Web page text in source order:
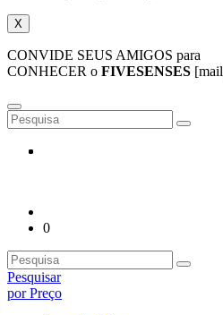
X
CONVIDE SEUS AMIGOS para
CONHECER o FIVESENSES
0
Pesquisar
por Preço